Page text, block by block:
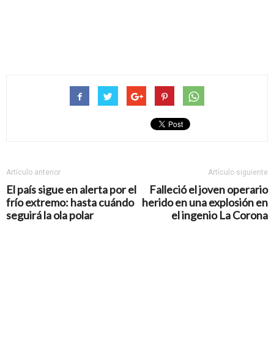
Artículo anterior
El país sigue en alerta por el
frío extremo: hasta cuándo
seguirá la ola polar
Artículo siguiente
Falleció el joven operario
herido en una explosión en
el ingenio La Corona